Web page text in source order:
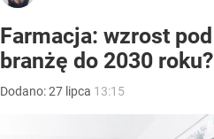
Farmacja: wzrost
branżę do 2030 roku?
Dodano:27 lipca 13:15